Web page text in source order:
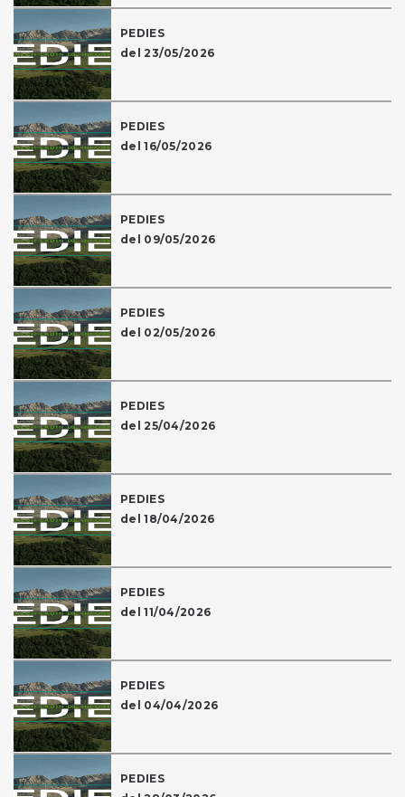
PEDIES
del 23/05/2026
PEDIES
del 16/05/2026
PEDIES
del 09/05/2026
PEDIES
del 02/05/2026
PEDIES
del 25/04/2026
PEDIES
del 18/04/2026
PEDIES
del 11/04/2026
PEDIES
del 04/04/2026
PEDIES